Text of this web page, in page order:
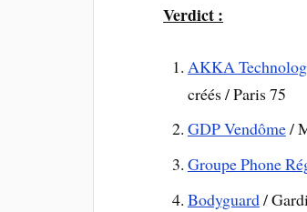
Verdict :
AKKA
créés / Paris 75
GDP Vendôme/
Groupe Phone
Bodyguard/